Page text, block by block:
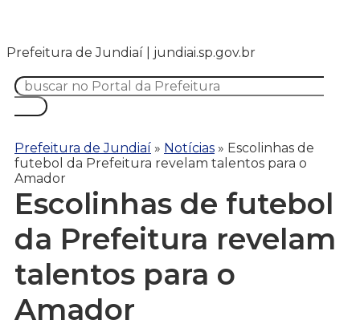
Prefeitura de Jundiaí | jundiai.sp.gov.br
Prefeitura de Jundiaí » Notícias » Escolinhas de
futebol da Prefeitura revelam talentos para o
Amador
Escolinhas de futebol
da Prefeitura revelam
talentos para o
Amador